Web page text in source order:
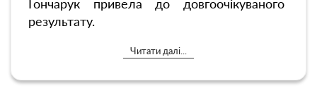
Гончарук привела до довгоочікуваного
результату.
Читати далі...